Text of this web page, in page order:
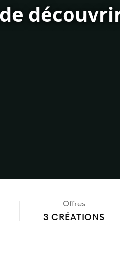
Offres
3 CRÉATIONS